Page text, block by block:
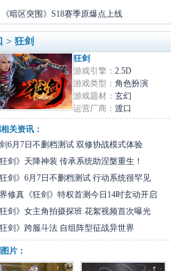
《暗区突围》S18赛季原爆点上线
> 狂剑
狂剑
游戏引擎： 2.5D
游戏类型： 角色扮演
游戏题材： 玄幻
运营厂商： 渡口
关资讯：
6月7日不删档测试 双修协战模式体验
狂剑》天降神装 传承系统助涅槃重生！
狂剑》6月7日不删档测试 行动系统很罕见
修真《狂剑》特权首测今日14时玄动开启
狂剑》女主角拍摄探班 花絮视频首次曝光
狂剑》跨服斗法 自组阵型征战异世界
片：